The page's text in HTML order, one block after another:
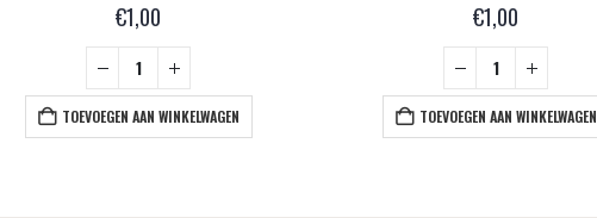
€1,00
TOEVOEGEN AAN WINKELWAGEN
€1,00
TOEVOEGEN AAN WINKELWAGEN